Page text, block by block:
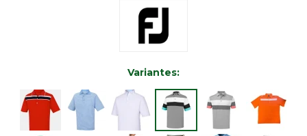
Variantes: